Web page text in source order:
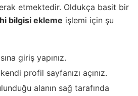
etmektedir. Oldukça basit bir
bilgisi ekleme işlemi için şu
giriş yapınız.
profil sayfanızı açınız.
alanın sağ tarafında